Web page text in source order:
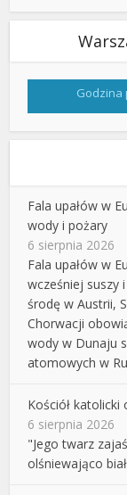
Godzina
Fala upałów w
wody i pożary
6 sierpnia 2026
Fala upałów w
wcześniej suszy
środę w Austrii,
Chorwacji
wody w Dunaju
atomowych w
Kościół
6 sierpnia 2026
"Jego twarz
olśniewająco